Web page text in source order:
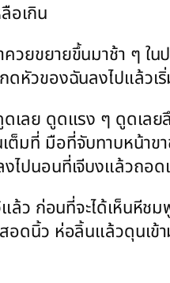
อเกิน
ควยขยายขึ้นมาช้า ๆ
กดหัวของฉันลงไปแล้
เลย ดูดแรง ๆ ดูดเล
ต็มที่ มือที่จับทาบหน้า
ไปนอนที่เจีบงแล้วถอ
ว้แล้ว ก่อนที่จะได้เห็น
อดนิ้ว ห่อลิ้นแล้วดุนเ